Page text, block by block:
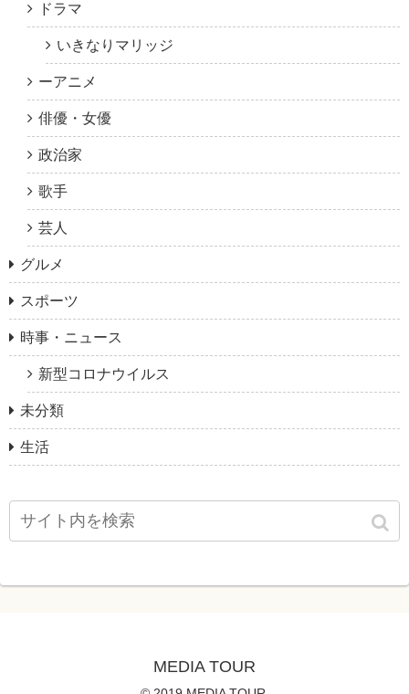
ドラマ
いきなりマリッジ
ーアニメ
俳優・女優
政治家
歌手
芸人
グルメ
スポーツ
時事・ニュース
新型コロナウイルス
未分類
生活
MEDIA TOUR